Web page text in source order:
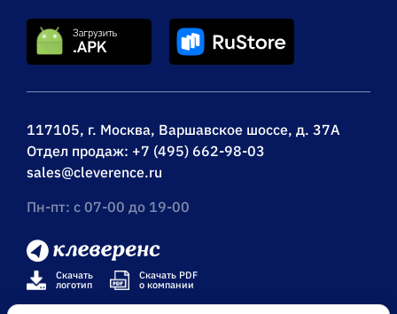
117105, г. Москва, Варшавское шоссе, д. 37А
Отдел продаж: +7 (495) 662-98-03
sales@cleverence.ru
Пн-пт: с 07-00 до 19-00
Скачать
логотип
Скачать PDF
о компании